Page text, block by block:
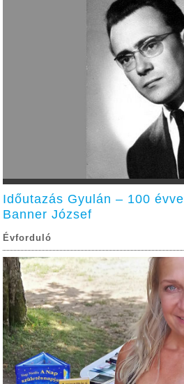
Időutazás Gyulán – 100
Banner József
Évforduló